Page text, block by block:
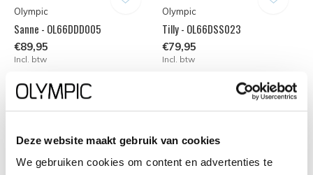
Deze website maakt gebruik van cookies
We gebruiken cookies om content en advertenties te
Olympic
Sanne - OL66DDD005
€89,95
Incl. btw
Olympic
Tilly - OL66DSS023
€79,95
Incl. btw